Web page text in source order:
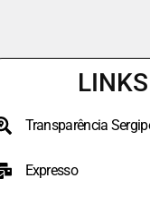
LINKS
Transparência
Expresso